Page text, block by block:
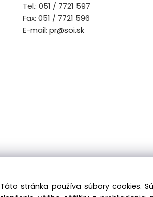
Tel.: 051 / 7721 597
Fax: 051 / 7721 596
E-mail: pr@soi.sk
Táto stránka používa súbory cookies.